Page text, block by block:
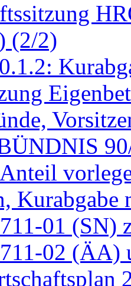
(2/2)
01 (SN)
02 (ÄA)